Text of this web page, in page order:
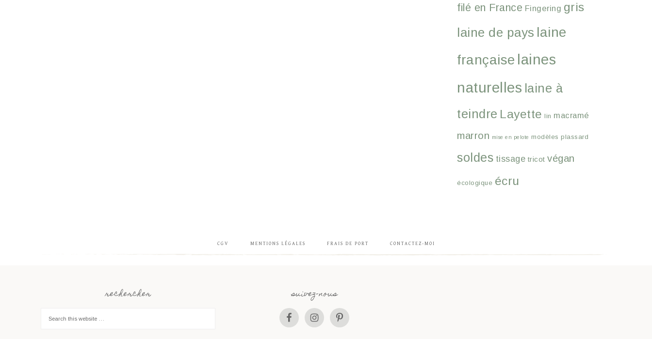
filé en France Fingering gris
laine de pays laine
française laines
naturelles laine à
teindre Layette lin macramé
marron mise en pelote modèles plassard
soldes tissage tricot végan
écologique écru
CGV MENTIONS LÉGALES FRAIS DE PORT CONTACTEZ-MOI
rechercher suivez-nous